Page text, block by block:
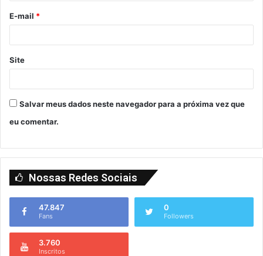
E-mail *
Site
Salvar meus dados neste navegador para a próxima vez que
eu comentar.
Nossas Redes Sociais
47.847
Fans
0
Followers
3.760
Inscritos